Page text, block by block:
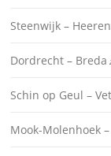
Steenwijk –
Dordrecht – Breda
Schin op Geul –
Mook-Molenhoek